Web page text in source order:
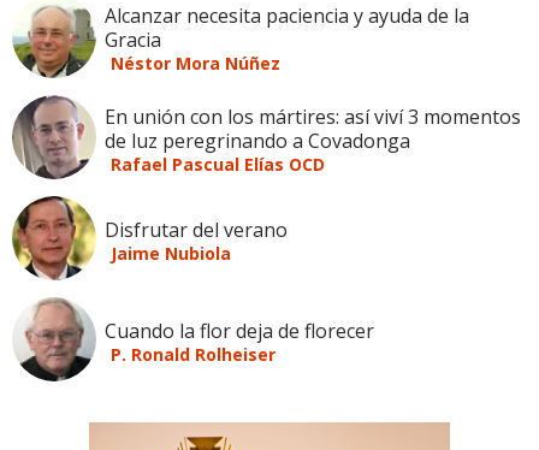
Alcanzar necesita paciencia y ayuda de la
Gracia
Néstor Mora Núñez
En unión con los mártires: así viví 3 momentos
de luz peregrinando a Covadonga
Rafael Pascual Elías OCD
Disfrutar del verano
Jaime Nubiola
Cuando la flor deja de florecer
P. Ronald Rolheiser